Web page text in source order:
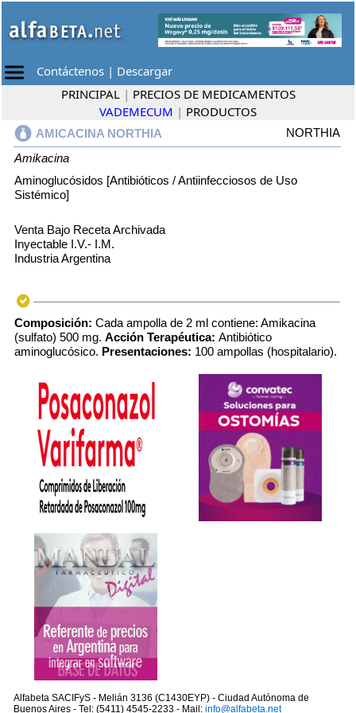
Contáctenos | Descargar
PRINCIPAL | PRECIOS DE MEDICAMENTOS
VADEMECUM | PRODUCTOS
AMICACINA NORTHIA
NORTHIA
Amikacina
Aminoglucósidos [Antibióticos / Antiinfecciosos de Uso
Sistémico]
Venta Bajo Receta Archivada
Inyectable I.V.- I.M.
Industria Argentina
Composición: Cada ampolla de 2 ml contiene: Amikacina
(sulfato) 500 mg. Acción Terapéutica: Antibiótico
aminoglucósico. Presentaciones: 100 ampollas (hospitalario).
Alfabeta SACIFyS - Melián 3136 (C1430EYP) - Ciudad Autónoma de
Buenos Aires - Tel: (5411) 4545-2233 - Mail: info@alfabeta.net